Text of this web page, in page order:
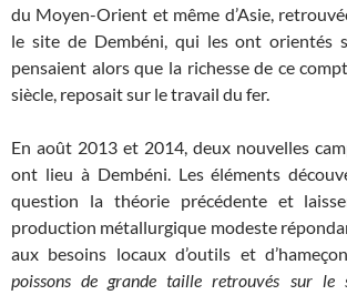
du Moyen-Orient et même d’Asie,
le site de Dembéni, qui les ont orientés
pensaient alors que la richesse de ce
siècle, reposait sur le travail du fer.
En août 2013 et 2014, deux nouvelles
ont lieu à Dembéni. Les éléments
question la théorie précédente et
production métallurgique modeste
aux besoins locaux d’outils et
poissons de grande taille retrouvés sur le